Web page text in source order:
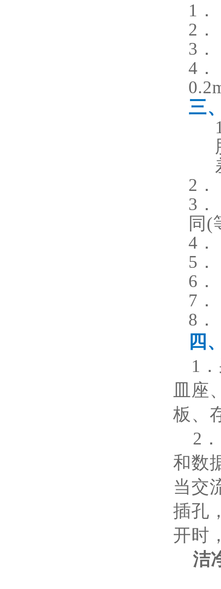
1．
2．
3．
4．
三
2．
3．
同 (
4．
5．
6．
7．
8．
四
1
皿座
板、
2
和数
当交
插孔
开时
洁